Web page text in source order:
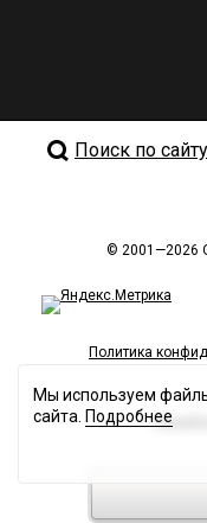
Поиск по сайту
© 2001—2026
Политика
Мы используем
сайта. Подробнее